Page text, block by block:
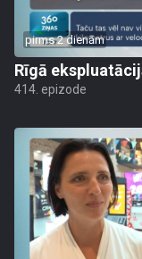
pirms 2 dienām
Rīgā
414. epizode